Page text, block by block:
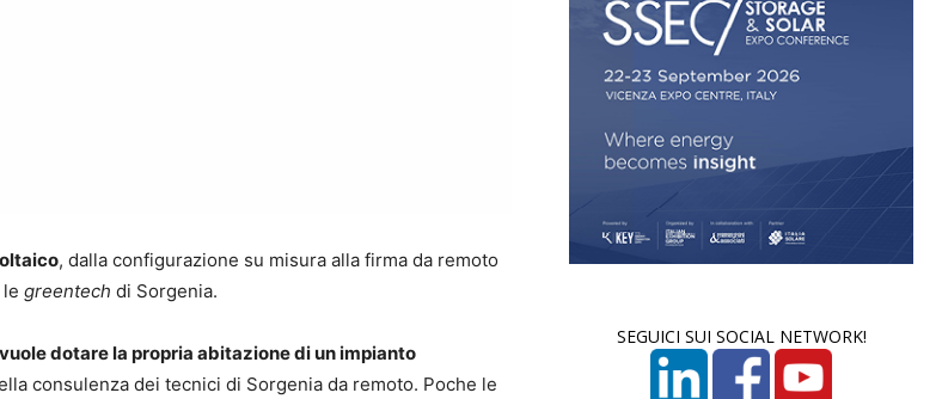
, dalla configurazione su misura alla firma da remoto
greentech di Sorgenia.
dotare la propria abitazione di un impianto
consulenza dei tecnici di Sorgenia da remoto. Poche le
SEGUICI SUI SOCIAL NETWORK!